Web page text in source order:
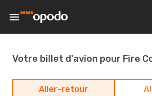
Votre billet d'avion pour Fire
Aller-retour